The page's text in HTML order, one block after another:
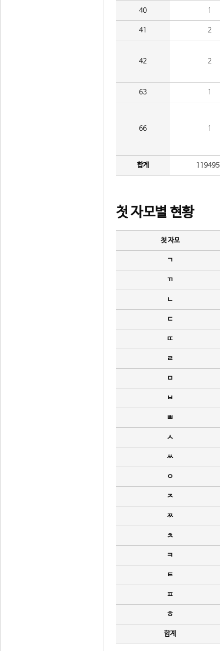
40 1
41 2
42 2
63 1
66 1
합계
첫 자모별 현황
첫 자모
ㄱ
ㄲ
ㄴ
ㄷ
ㄸ
ㄹ
ㅁ
ㅂ
ㅃ
ㅅ
ㅆ
ㅇ
ㅈ
ㅉ
ㅊ
ㅋ
ㅌ
ㅍ
ㅎ
합계